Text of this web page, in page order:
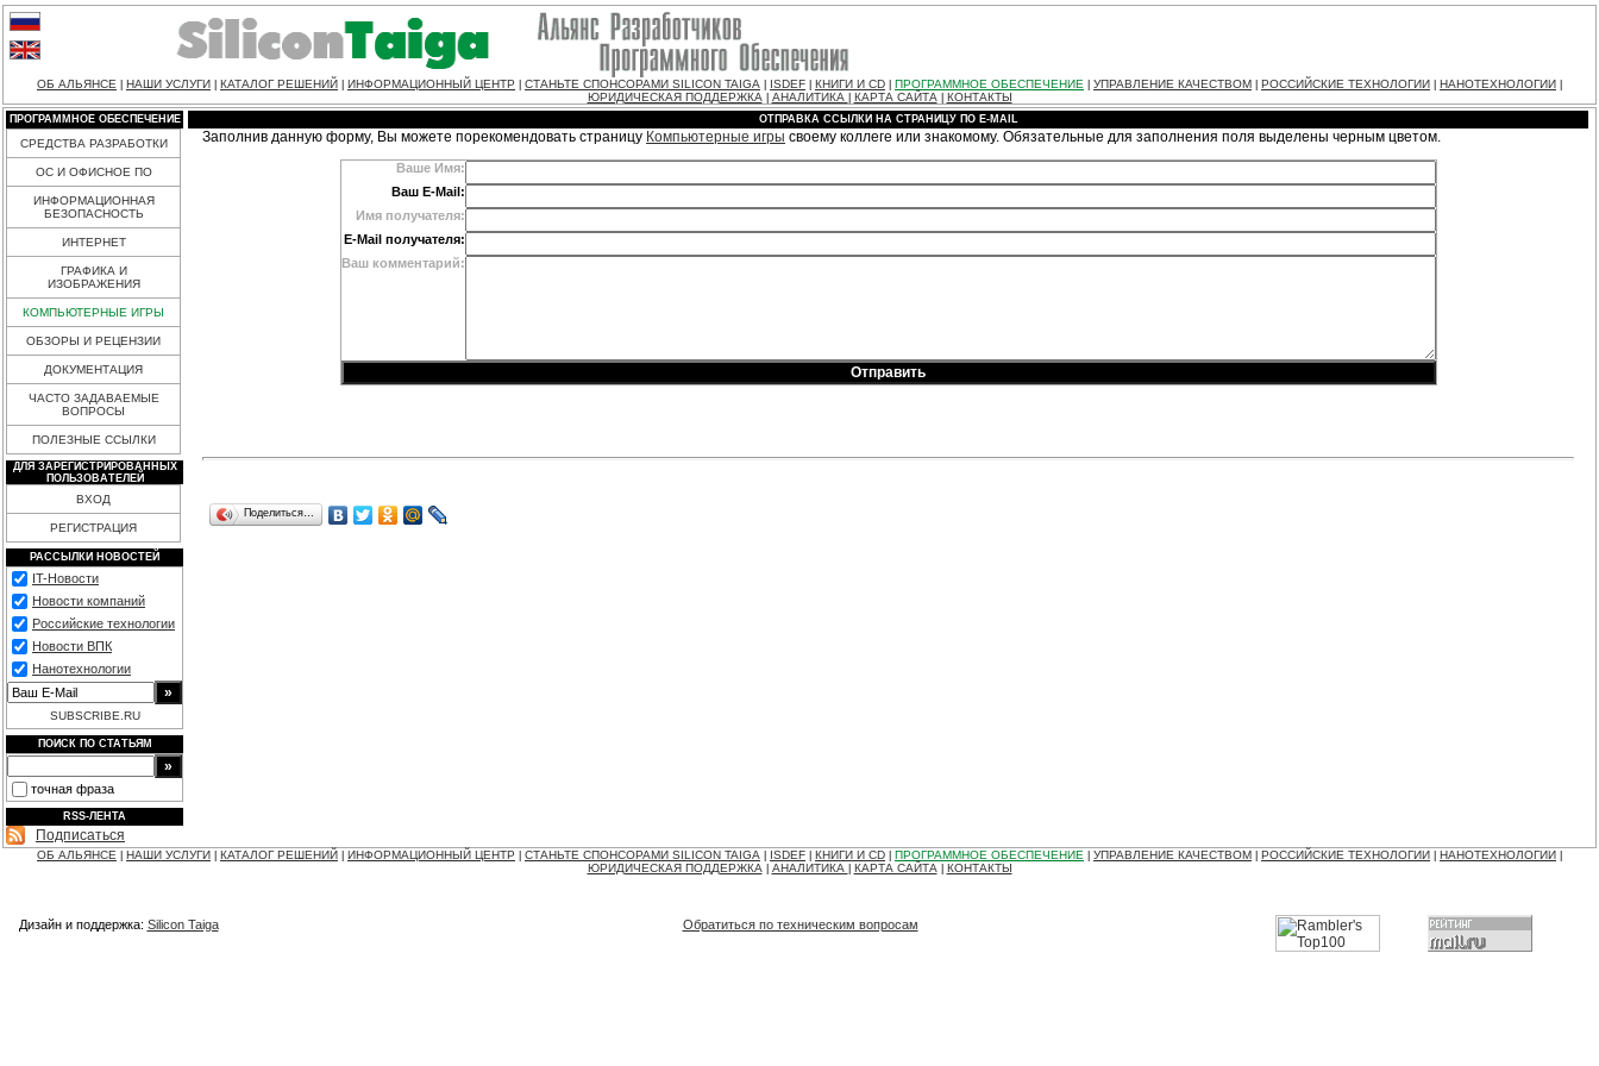
ОБ АЛЬЯНСЕ НАШИ УСЛУГИ КАТАЛОГ РЕШЕНИЙ ИНФОРМАЦИОННЫЙ ЦЕНТР СТАНЬТЕ СПОНСОРАМИ SILICON TAIGA ISDEF КНИГИ И CD ПРОГРАММНОЕ ОБЕСПЕЧЕНИЕ УПРАВЛЕНИЕ КАЧЕСТВОМ РОССИЙСКИЕ ТЕХНОЛОГИИ НАНОТЕХНОЛОГИИ
ЮРИДИЧЕСКАЯ ПОДДЕРЖКА| АНАЛИТИКА КАРТА САЙТА| КОНТАКТЫ
ПРОГРАММНОЕ ОБЕСПЕЧЕНИЕ
СРЕДСТВА РАЗРАБОТКИ
ОС И ОФИСНОЕ ПО
ИНФОРМАЦИОННАЯ
БЕЗОПАСНОСТЬ
ИНТЕРНЕТ
ГРАФИКА И
ИЗОБРАЖЕНИЯ
КОМПЬЮТЕРНЫЕ ИГРЫ
ОБЗОРЫ И РЕЦЕНЗИИ
ДОКУМЕНТАЦИЯ
ЧАСТО ЗАДАВАЕМЫЕ
ВОПРОСЫ
ПОЛЕЗНЫЕ ССЫЛКИ
ДЛЯ ЗАРЕГИСТРИРОВАННЫХ
ПОЛЬЗОВАТЕЛЕЙ
ВХОД
РЕГИСТРАЦИЯ
РАССЫЛКИ НОВОСТЕЙ
IT-Новости
Новости компаний
Российские технологии
Новости ВПК
Нанотехнологии
SUBSCRIBE.RU
ПОИСК ПО СТАТЬЯМ
точная фраза
RSS-ЛЕНТА
Подписаться
ОТПРАВКА ССЫЛКИ НА СТРАНИЦУ ПО E-MAIL
Заполнив данную форму, Вы можете порекомендовать страницу Компьютерные игры своему коллеге или знакомому. Обязательные для заполнения поля выделены черным цветом.
Ваше Имя:
Ваш E-Mail:
Имя получателя:
E-Mail получателя:
Ваш комментарий:
Поделиться…
ОБ АЛЬЯНСЕ НАШИ УСЛУГИ КАТАЛОГ РЕШЕНИЙ ИНФОРМАЦИОННЫЙ ЦЕНТР СТАНЬТЕ СПОНСОРАМИ SILICON TAIGA ISDEF КНИГИ И CD ПРОГРАММНОЕ ОБЕСПЕЧЕНИЕ УПРАВЛЕНИЕ КАЧЕСТВОМ РОССИЙСКИЕ ТЕХНОЛОГИИ НАНОТЕХНОЛОГИИ
ЮРИДИЧЕСКАЯ ПОДДЕРЖКА| АНАЛИТИКА КАРТА САЙТА| КОНТАКТЫ
Дизайн и поддержка: Silicon Taiga Обратиться по техническим вопросам